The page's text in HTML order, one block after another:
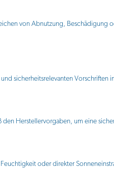
von Abnutzung,
sicherheitsrelevanten Vorschriften
den Herstellervorgaben, um eine
oder direkter